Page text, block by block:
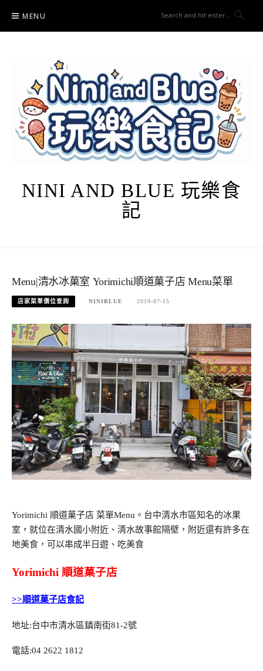
content
MENU
NINI AND BLUE 玩樂食
記
Menu|清水冰菓室 Yorimichi順道菓子店 Menu菜單
店家菜單價位查詢 NINIBLUE 2019-07-15
Yorimichi 順道菓子店 菜單Menu。台中清水市區知名的冰果
室，就位在清水國小附近、清水故事館隔壁，附近還有許多在
地美食，可以串成半日遊、吃美食
Yorimichi 順道菓子店
>>順道菓子店食記
地址:台中市清水區鎮南街81-2號
電話:04 2622 1812